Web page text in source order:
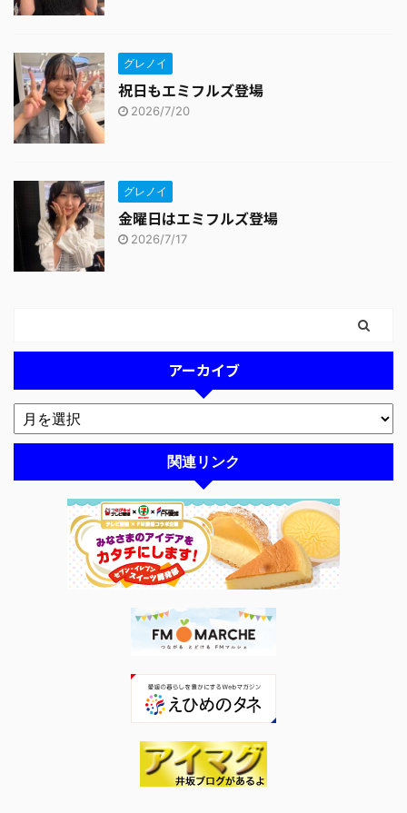
グレノイ
祝日もエミフルズ登場
2026/7/20
グレノイ
金曜日はエミフルズ登場
2026/7/17
アーカイブ
関連リンク